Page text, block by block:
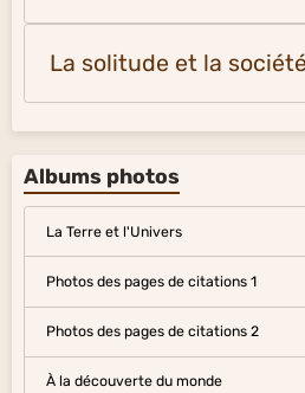
La solitude et la société
Albums photos
La Terre et l'Univers
Photos des pages de citations 1
Photos des pages de citations 2
À la découverte du monde